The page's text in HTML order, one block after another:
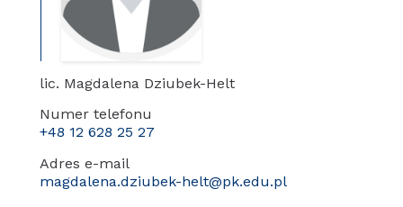
lic. Magdalena Dziubek-Helt
Numer telefonu
+48 12 628 25 27
Adres e-mail
magdalena.dziubek-helt@pk.edu.pl